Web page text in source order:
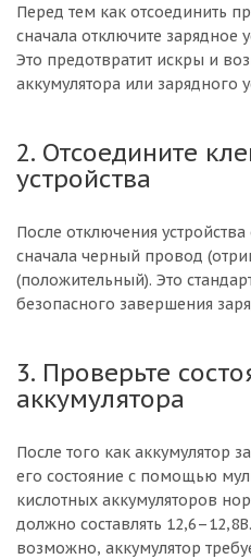
Перед тем как отсоединить
сначала отключите зарядное
Это предотвратит искры и
аккумулятора или зарядного
2. Отсоедините
устройства
После отключения устройства
сначала черный провод
(положительный). Это
безопасного завершения
3. Проверьте
аккумулятора
После того как аккумулятор
его состояние с помощью
кислотных аккумуляторов
должно составлять
возможно, аккумулятор